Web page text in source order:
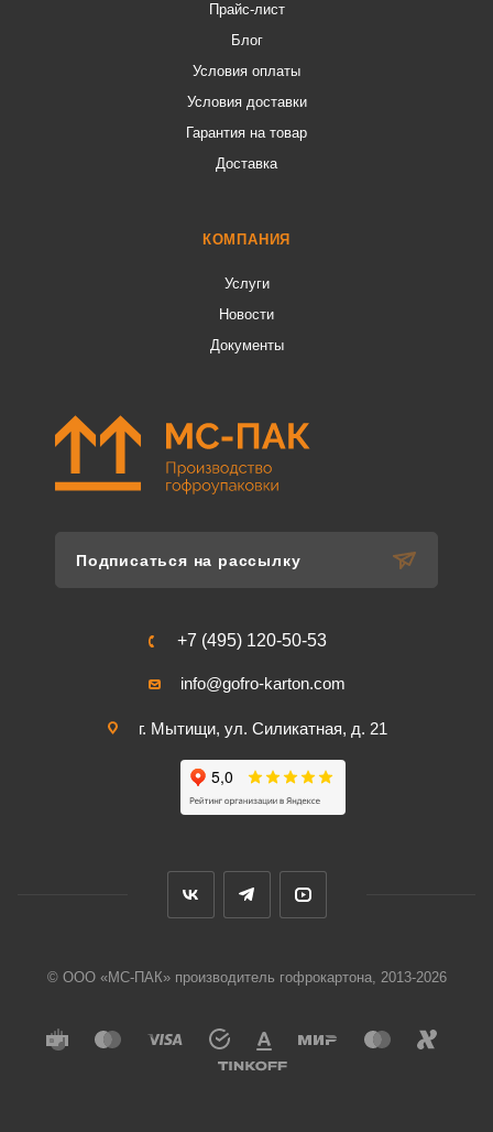
Прайс-лист
Блог
Условия оплаты
Условия доставки
Гарантия на товар
Доставка
КОМПАНИЯ
Услуги
Новости
Документы
Подписаться на рассылку
+7 (495) 120-50-53
info@gofro-karton.com
г. Мытищи, ул. Силикатная, д. 21
© ООО «МС-ПАК» производитель гофрокартона, 2013-2026